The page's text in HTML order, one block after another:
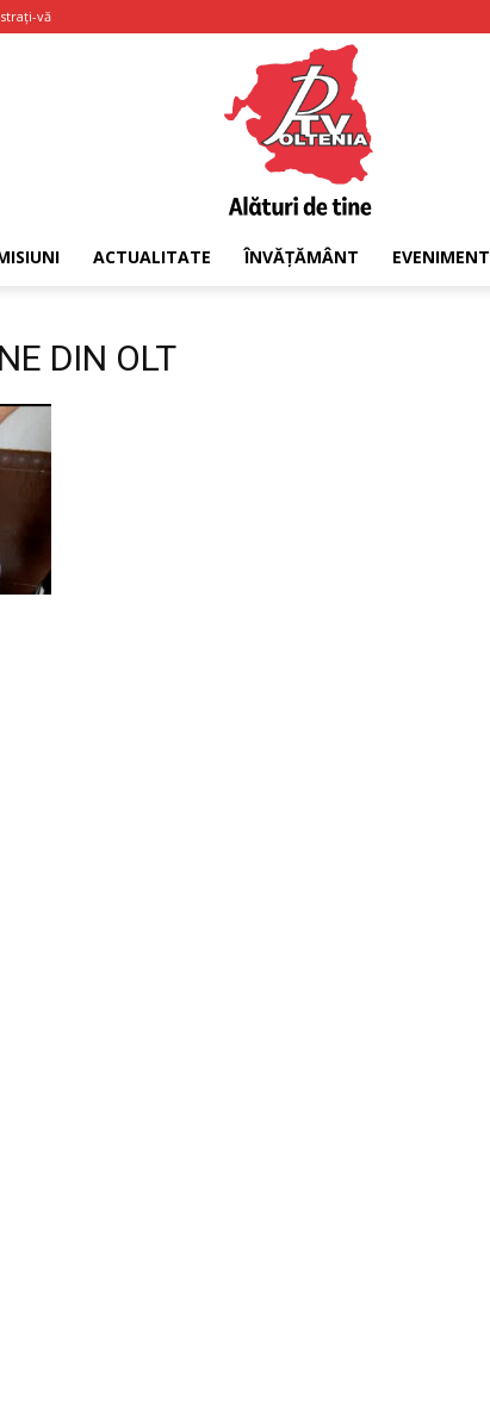
vă
ACTUALITATE ÎNVĂȚĂMÂNT EVENIMENT
DIN OLT